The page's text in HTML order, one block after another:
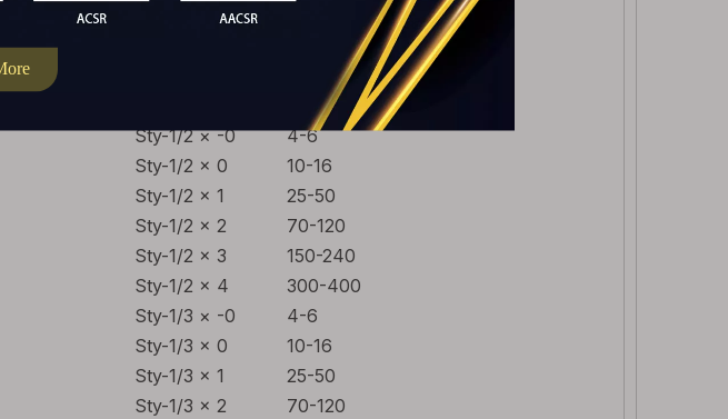
Sty-1/1 × 1
150-240
300-400
Sty-1/2 × -0
4-6
Sty-1/2 × 0
10-16
Sty-1/2 × 1
25-50
Sty-1/2 × 2
70-120
Sty-1/2 × 3
150-240
Sty-1/2 × 4
300-400
Sty-1/3 × -0
4-6
Sty-1/3 × 0
10-16
Sty-1/3 × 1
25-50
Sty-1/3 × 2
70-120